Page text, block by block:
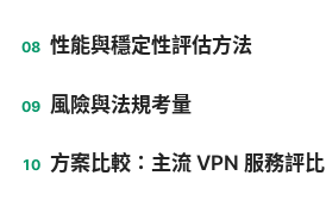
性能與穩定性評估方法
風險與法規考量
方案比較：主流 VPN 服務評比